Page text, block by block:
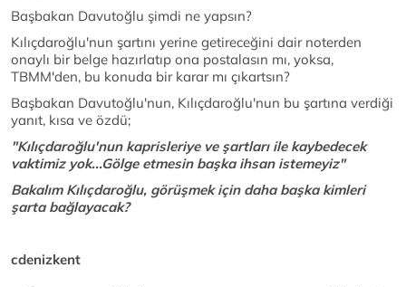
Başbakan Davutoğlu şimdi ne yapsın?
Kılıçdaroğlu'nun şartını yerine getireceğini dair noterden
onaylı bir belge hazırlatıp ona postalasın mı, yoksa,
TBMM'den, bu konuda bir karar mı çıkartsın?
Başbakan Davutoğlu'nun, Kılıçdaroğlu'nun bu şartına verdiği
yanıt, kısa ve özdü;
"Kılıçdaroğlu'nun kaprisleriye ve şartları ile kaybedecek
vaktimiz yok...Gölge etmesin başka ihsan istemeyiz"
Bakalım Kılıçdaroğlu, görüşmek için daha başka kimleri
şarta bağlayacak?
cdenizkent